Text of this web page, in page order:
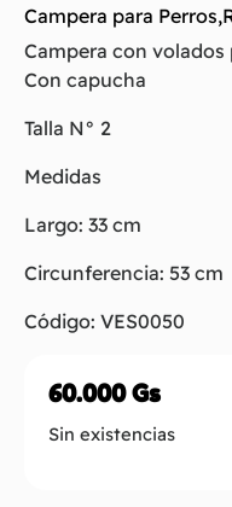
Campera para Perros,
Campera con volados
Con capucha
Talla N° 2
Medidas
Largo: 33 cm
Circunferencia: 53 cm
Código: VES0050
60.000Gs
Sin existencias